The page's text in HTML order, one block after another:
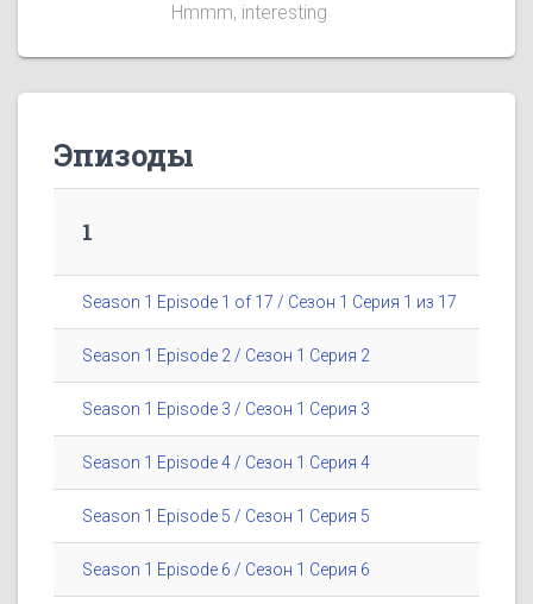
Hmmm, interesting
Эпизоды
1
Season 1 Episode 1 of 17 / Сезон 1 Серия 1 из 17
Season 1 Episode 2 / Сезон 1 Серия 2
Season 1 Episode 3 / Сезон 1 Серия 3
Season 1 Episode 4 / Сезон 1 Серия 4
Season 1 Episode 5 / Сезон 1 Серия 5
Season 1 Episode 6 / Сезон 1 Серия 6